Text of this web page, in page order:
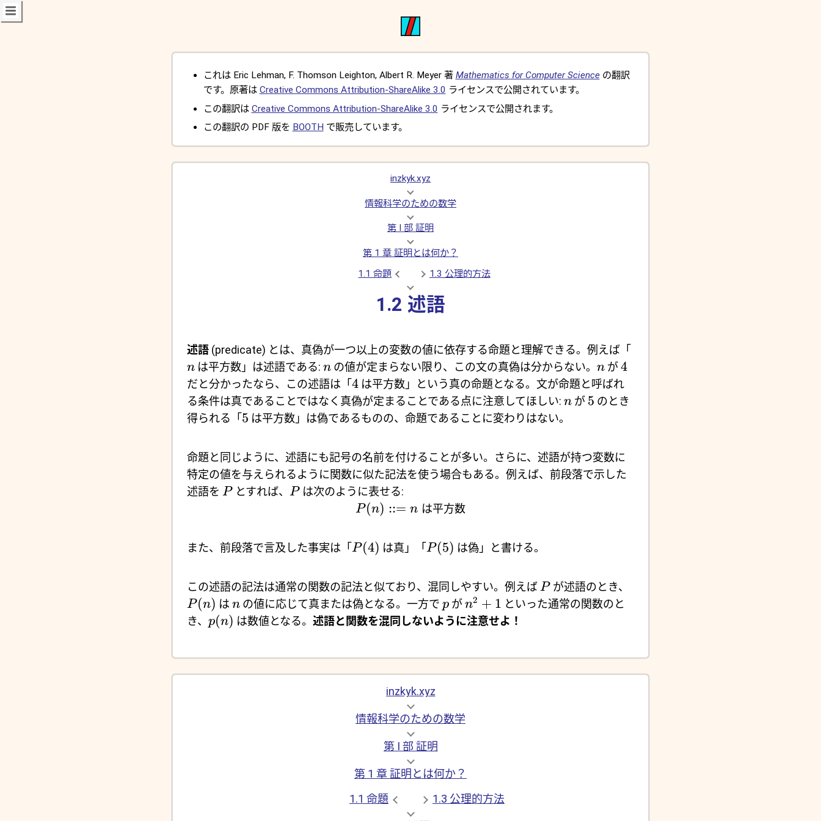
これは Eric Lehman, F. Thomson Leighton, Albert R. Meyer 著 Mathematics for Computer Scienceの翻訳
です。原著は Creative Commons Attribution-ShareAlike 3.0 ライセンスで公開されています。
この翻訳は Creative Commons Attribution-ShareAlike 3.0 ライセンスで公開されます。
この翻訳の PDF 版を BOOTH で販売しています。
inzkyk.xyz
情報科学のための数学
第 I 部 証明
第 1 章 証明とは何か？
1.1 命題
1.3 公理的方法
1.2 述語
述語(predicate) とは、真偽が一つ以上の変数の値に依存する命題と理解できる。例えば「
nは平方数」は述語である: nの値が定まらない限り、この文の真偽は分からない。 nが4
だと分かったなら、この述語は「 4は平方数」という真の命題となる。文が命題と呼ばれ
る条件は真であることではなく真偽が定まることである点に注意してほしい: nが 5 のとき
得られる「 5 は平方数」は偽であるものの、命題であることに変わりはない。
命題と同じように、述語にも記号の名前を付けることが多い。さらに、述語が持つ変数に
特定の値を与えられるように関数に似た記法を使う場合もある。例えば、前段落で示した
述語を Pとすれば、 Pは次のように表せる:
P(n) ::= n は平方数
また、前段落で言及した事実は「 P(4) は真」「 P(5) は偽」と書ける。
この述語の記法は通常の関数の記法と似ており、混同しやすい。例えばPが述語のとき、
P(n) は nの値に応じて真または偽となる。一方で pがn2 + 1 といった通常の関数のと
き、 p(n) は数値となる。 述語と関数を混同しないように注意せよ！
inzkyk.xyz
情報科学のための数学
第 I 部 証明
第 1 章 証明とは何か？
1.1 命題
1.3 公理的方法